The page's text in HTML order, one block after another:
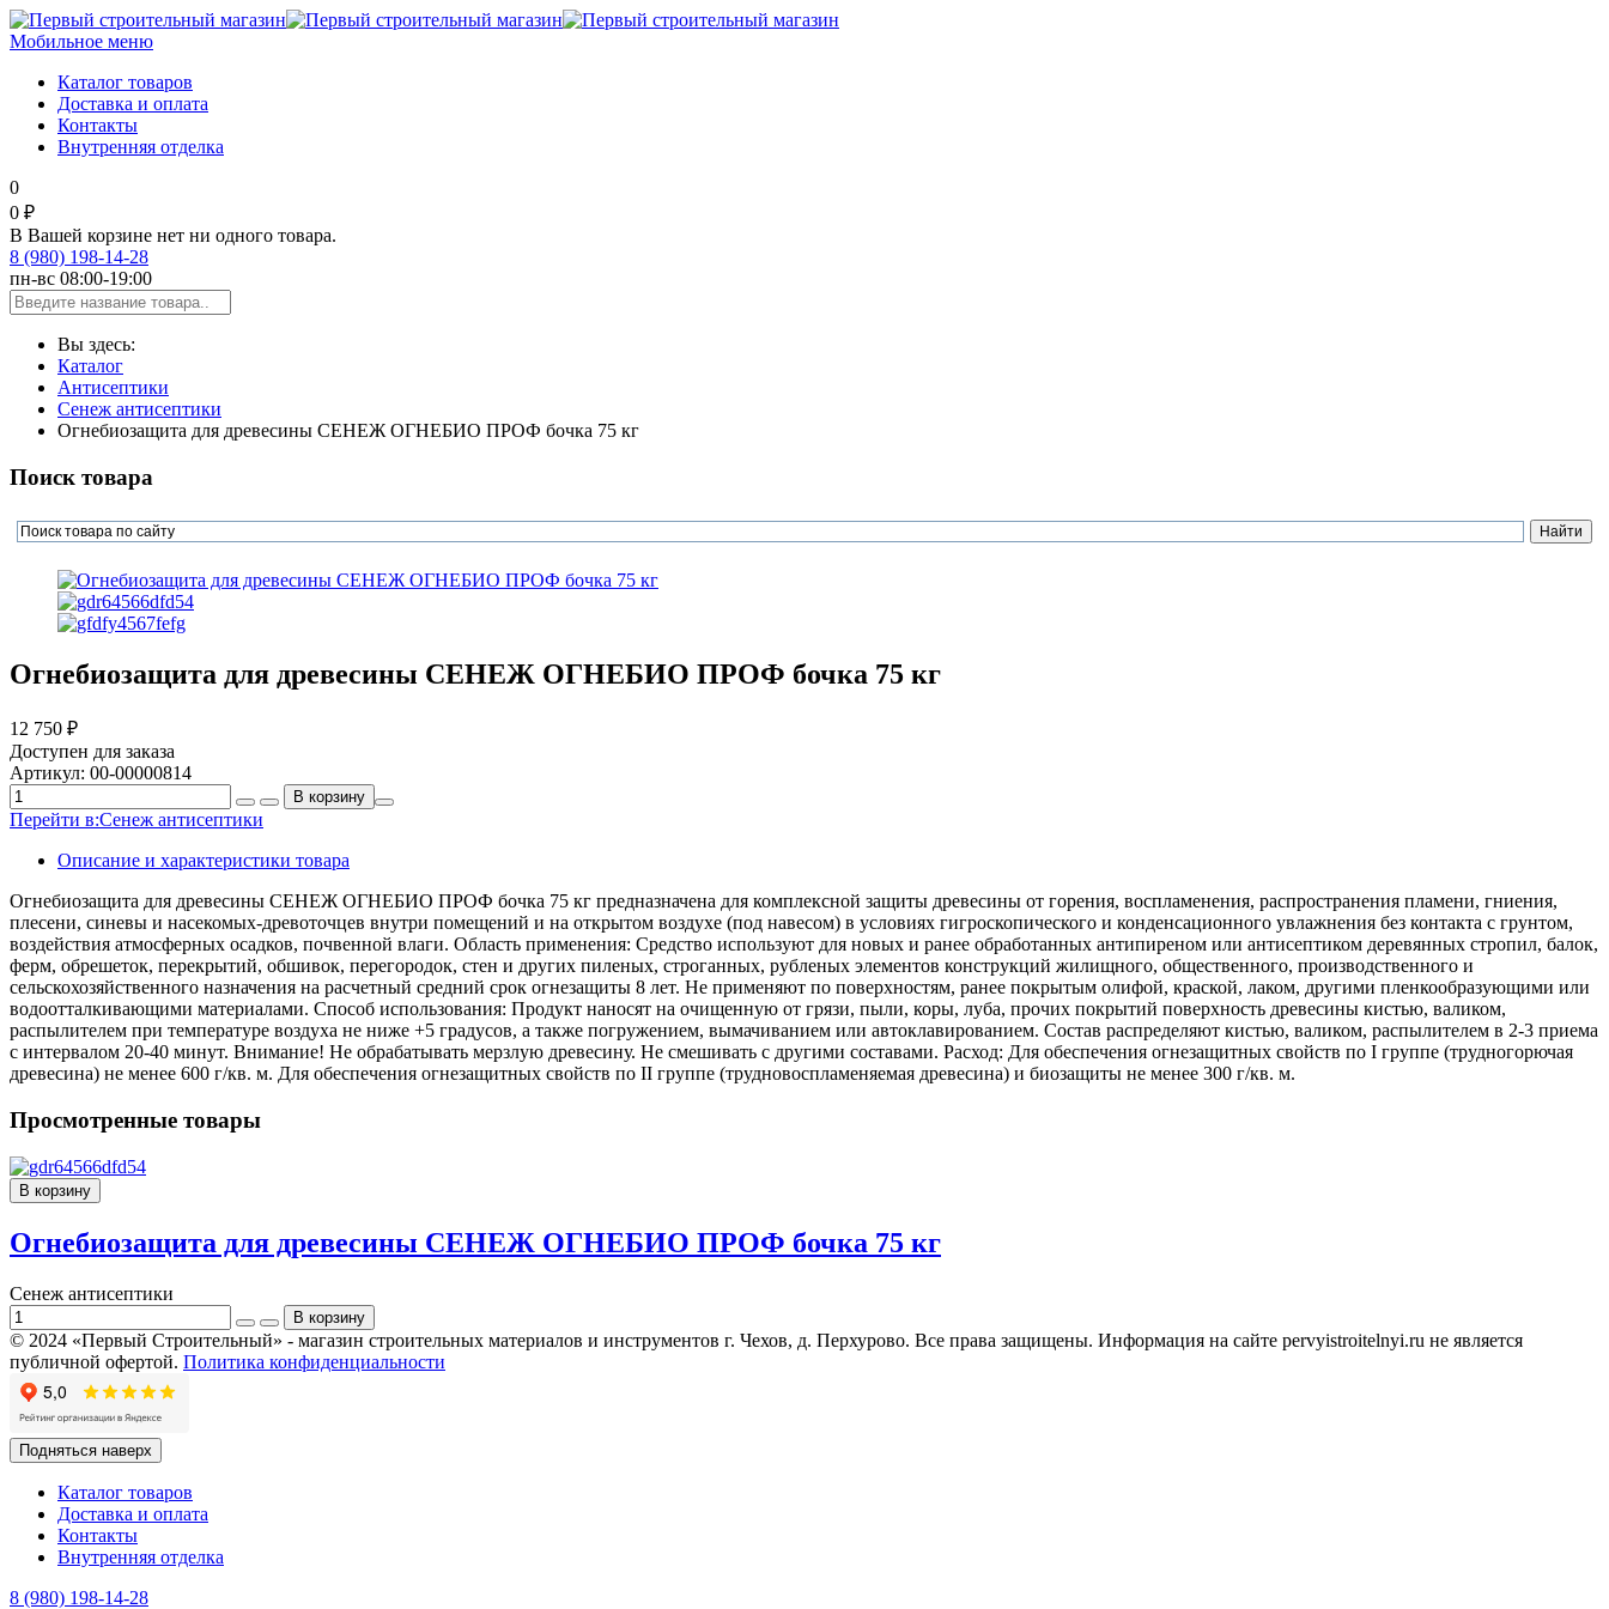
Мобильное меню
Каталог товаров
Доставка и оплата
Контакты
Внутренняя отделка
0
0 ₽
В Вашей корзине нет ни одного товара.
8 (980) 198-14-28
пн-вс 08:00-19:00
Вы здесь:
Каталог
Антисептики
Сенеж антисептики
Огнебиозащита для древесины СЕНЕЖ ОГНЕБИО ПРОФ бочка 75 кг
Поиск товара
Огнебиозащита для древесины СЕНЕЖ ОГНЕБИО ПРОФ бочка 75 кг
12 750 ₽
Доступен для заказа
Артикул: 00-00000814
Перейти в:Сенеж антисептики
Описание и характеристики товара
Огнебиозащита для древесины СЕНЕЖ ОГНЕБИО ПРОФ бочка 75 кг предназначена для комплексной защиты древесины от горения, воспламенения, распространения пламени, гниения,
плесени, синевы и насекомых-древоточцев внутри помещений и на открытом воздухе (под навесом) в условиях гигроскопического и конденсационного увлажнения без контакта с грунтом,
воздействия атмосферных осадков, почвенной влаги. Область применения: Средство используют для новых и ранее обработанных антипиреном или антисептиком деревянных стропил, балок,
ферм, обрешеток, перекрытий, обшивок, перегородок, стен и других пиленых, строганных, рубленых элементов конструкций жилищного, общественного, производственного и
сельскохозяйственного назначения на расчетный средний срок огнезащиты 8 лет. Не применяют по поверхностям, ранее покрытым олифой, краской, лаком, другими пленкообразующими или
водоотталкивающими материалами. Способ использования: Продукт наносят на очищенную от грязи, пыли, коры, луба, прочих покрытий поверхность древесины кистью, валиком,
распылителем при температуре воздуха не ниже +5 градусов, а также погружением, вымачиванием или автоклавированием. Состав распределяют кистью, валиком, распылителем в 2-3 приема
с интервалом 20-40 минут. Внимание! Не обрабатывать мерзлую древесину. Не смешивать с другими составами. Расход: Для обеспечения огнезащитных свойств по I группе (трудногорючая
древесина) не менее 600 г/кв. м. Для обеспечения огнезащитных свойств по II группе (трудновоспламеняемая древесина) и биозащиты не менее 300 г/кв. м.
Просмотренные товары
В корзину
Огнебиозащита для древесины СЕНЕЖ ОГНЕБИО ПРОФ бочка 75 кг
Сенеж антисептики
© 2024 «Первый Строительный» - магазин строительных материалов и инструментов г. Чехов, д. Перхурово. Все права защищены. Информация на сайте pervyistroitelnyi.ru не является
публичной офертой. Политика конфиденциальности
Подняться наверх
Каталог товаров
Доставка и оплата
Контакты
Внутренняя отделка
8 (980) 198-14-28